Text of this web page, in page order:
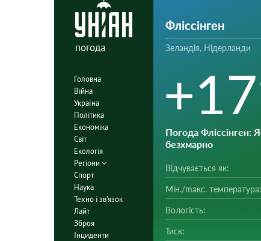
погода
Головна
Війна
Україна
Політика
Економіка
Світ
Екологія
Регіони
Спорт
Наука
Техно і зв'язок
Лайт
Зброя
Інциденти
Фліссінген
Зеландія, Нідерланди
Погода Фліссінген:
безхмарно
Відчувається як:
Мін./mакс. температура:
Вологість:
Тиск: